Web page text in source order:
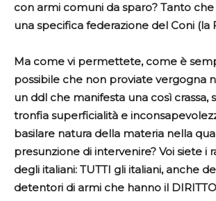
con armi comuni da sparo? Tanto che
una specifica federazione del Coni (la
Ma come vi permettete, come è
possibile che non proviate vergogna
un ddl che manifesta una così crassa,
tronfia superficialità e
basilare natura della materia nella
presunzione di intervenire? Voi siete i
degli italiani: TUTTI gli italiani, anche
detentori di armi che hanno il